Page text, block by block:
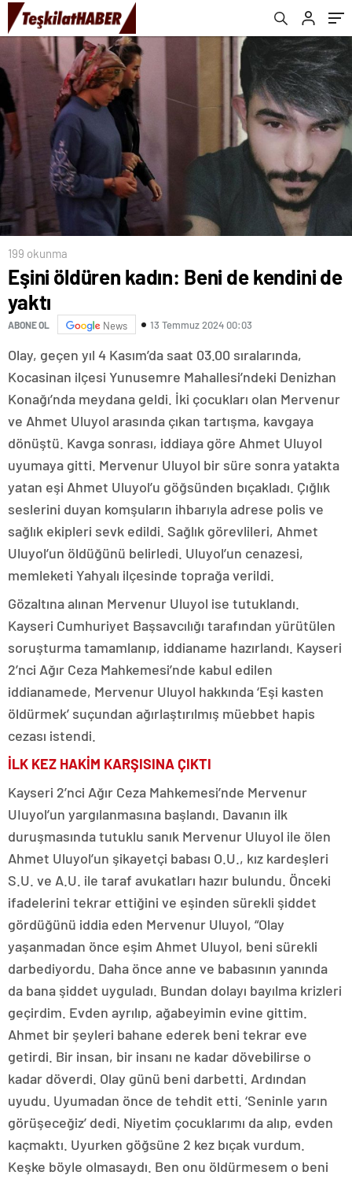
199 okunma
Eşini öldüren kadın: Beni de kendini de
yaktı
ABONE OL News 13 Temmuz 2024 00:03
Olay, geçen yıl 4 Kasım’da saat 03.00 sıralarında,
Kocasinan ilçesi Yunusemre Mahallesi’ndeki Denizhan
Konağı’nda meydana geldi. İki çocukları olan Mervenur
ve Ahmet Uluyol arasında çıkan tartışma, kavgaya
dönüştü. Kavga sonrası, iddiaya göre Ahmet Uluyol
uyumaya gitti. Mervenur Uluyol bir süre sonra yatakta
yatan eşi Ahmet Uluyol’u göğsünden bıçakladı. Çığlık
seslerini duyan komşuların ihbarıyla adrese polis ve
sağlık ekipleri sevk edildi. Sağlık görevlileri, Ahmet
Uluyol’un öldüğünü belirledi. Uluyol’un cenazesi,
memleketi Yahyalı ilçesinde toprağa verildi.
Gözaltına alınan Mervenur Uluyol ise tutuklandı.
Kayseri Cumhuriyet Başsavcılığı tarafından yürütülen
soruşturma tamamlanıp, iddianame hazırlandı. Kayseri
2’nci Ağır Ceza Mahkemesi’nde kabul edilen
iddianamede, Mervenur Uluyol hakkında ‘Eşi kasten
öldürmek’ suçundan ağırlaştırılmış müebbet hapis
cezası istendi.
İLK KEZ HAKİM KARŞISINA ÇIKTI
Kayseri 2’nci Ağır Ceza Mahkemesi’nde Mervenur
UIuyol’un yargılanmasına başlandı. Davanın ilk
duruşmasında tutuklu sanık Mervenur Uluyol ile ölen
Ahmet Uluyol’un şikayetçi babası O.U., kız kardeşleri
S.U. ve A.U. ile taraf avukatları hazır bulundu. Önceki
ifadelerini tekrar ettiğini ve eşinden sürekli şiddet
gördüğünü iddia eden Mervenur Uluyol, “Olay
yaşanmadan önce eşim Ahmet Uluyol, beni sürekli
darbediyordu. Daha önce anne ve babasının yanında
da bana şiddet uyguladı. Bundan dolayı bayılma krizleri
geçirdim. Evden ayrılıp, ağabeyimin evine gittim.
Ahmet bir şeyleri bahane ederek beni tekrar eve
getirdi. Bir insan, bir insanı ne kadar dövebilirse o
kadar döverdi. Olay günü beni darbetti. Ardından
uyudu. Uyumadan önce de tehdit etti. ‘Seninle yarın
görüşeceğiz’ dedi. Niyetim çocuklarımı da alıp, evden
kaçmaktı. Uyurken göğsüne 2 kez bıçak vurdum.
Keşke böyle olmasaydı. Ben onu öldürmesem o beni